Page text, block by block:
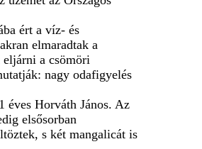
ért a víz- és
elmaradtak a
eljárni a csömöri
nagy odafigyelés
éves Horváth János. Az
elsősorban
s két mangalicát is